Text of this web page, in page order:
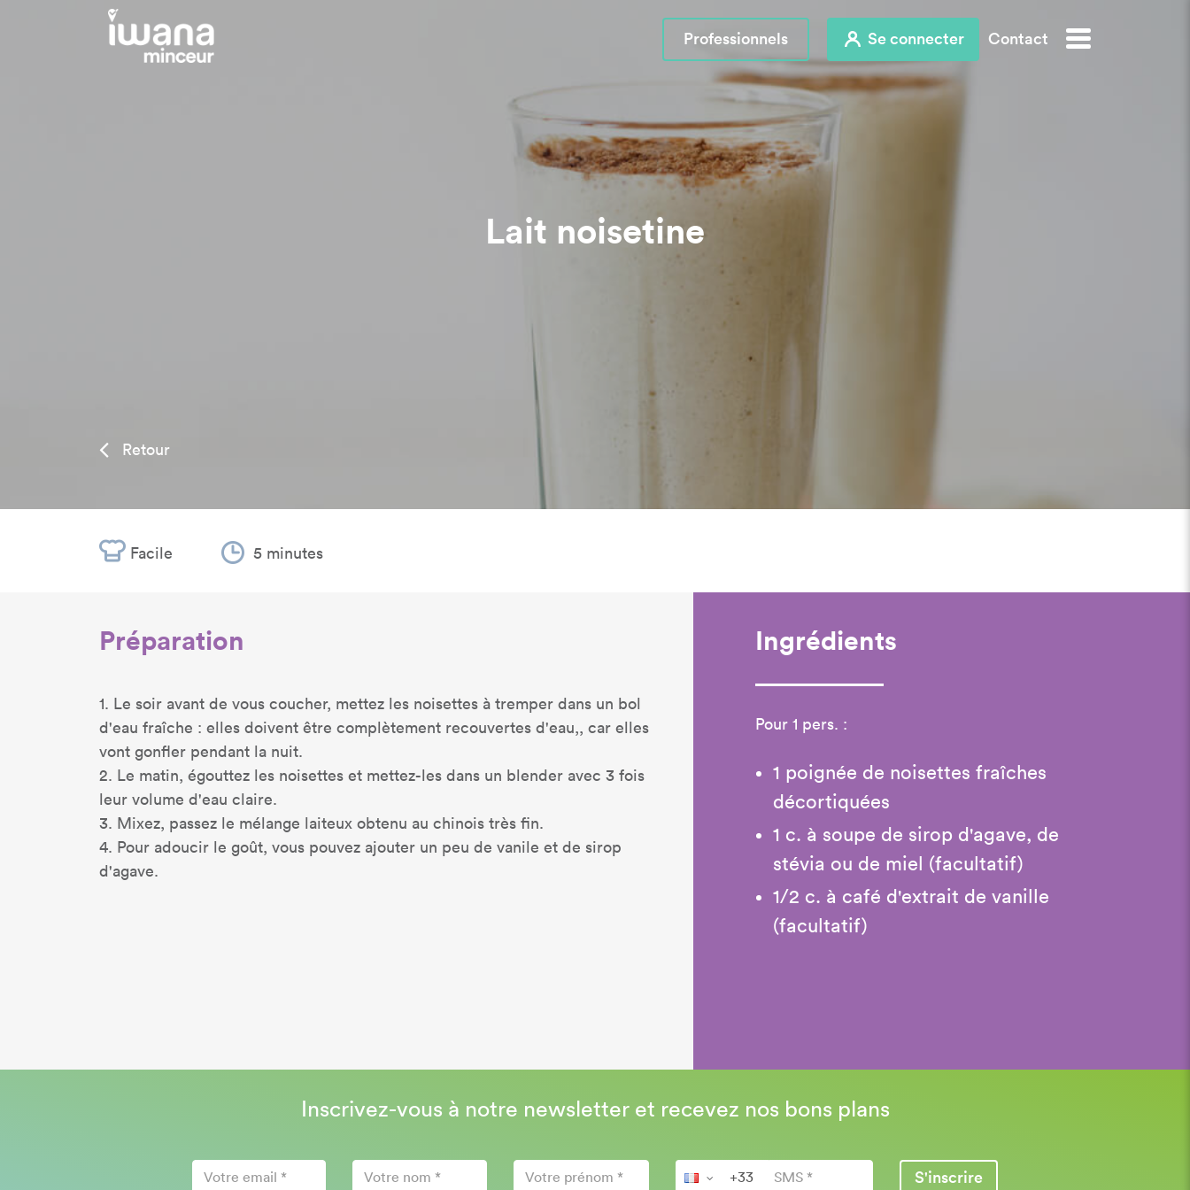
Professionnels Se connecter Contact
Lait noisetine
Retour
Facile 5 minutes
Préparation
1. Le soir avant de vous coucher, mettez les noisettes à tremper dans un bol
d'eau fraîche : elles doivent être complètement recouvertes d'eau,, car elles
vont gonfler pendant la nuit.
2. Le matin, égouttez les noisettes et mettez-les dans un blender avec 3 fois
leur volume d'eau claire.
3. Mixez, passez le mélange laiteux obtenu au chinois très fin.
4. Pour adoucir le goût, vous pouvez ajouter un peu de vanile et de sirop
d'agave.
Ingrédients
Pour 1 pers. :
1 poignée de noisettes fraîches
décortiquées
1 c. à soupe de sirop d'agave, de
stévia ou de miel (facultatif)
1/2 c. à café d'extrait de vanille
(facultatif)
Inscrivez-vous à notre newsletter et recevez nos bons plans
S'inscrire